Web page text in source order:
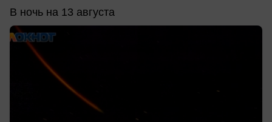
В ночь на 13 августа